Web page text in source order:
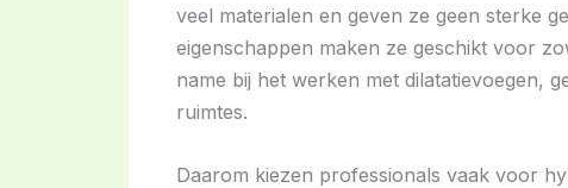
veel materialen en geven ze geen sterke
eigenschappen maken ze geschikt voor
name bij het werken met dilatatievoegen,
ruimtes.
Daarom kiezen professionals vaak voor